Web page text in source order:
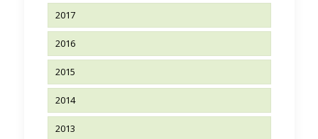
2017
2016
2015
2014
2013